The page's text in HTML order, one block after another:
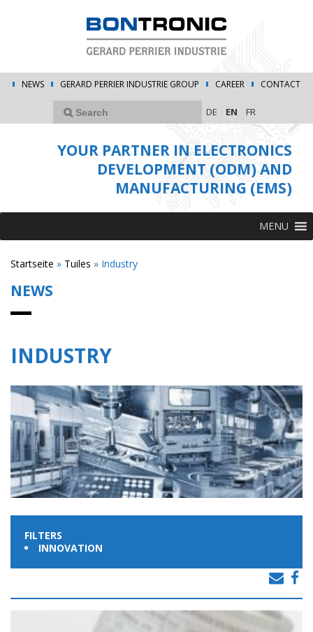
NEWS GERARD PERRIER INDUSTRIE GROUP CAREER CONTACT
DE EN FR
YOUR PARTNER IN ELECTRONICS
DEVELOPMENT (ODM) AND
MANUFACTURING (EMS)
MENU
Startseite » Tuiles » Industry
NEWS
INDUSTRY
FILTERS
INNOVATION